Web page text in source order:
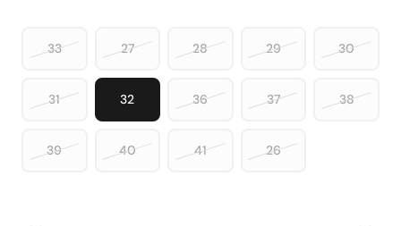
33 27 28 29 30
31 32 36 37 38
39 40 41 26